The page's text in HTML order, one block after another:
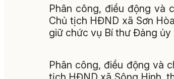
Phân công, điều động và
Chủ tịch HĐND xã Sơn
giữ chức vụ Bí thư Đảng
Phân công, điều động và